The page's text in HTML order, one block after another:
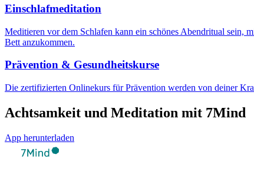
Einschlafmeditation
Meditieren vor dem Schlafen kann ein schönes Abendritual sein,
Bett anzukommen.
Prävention & Gesundheitskurse
Die zertifizierten Onlinekurs für Prävention werden von deiner
Achtsamkeit und Meditation mit 7Mind
App herunterladen